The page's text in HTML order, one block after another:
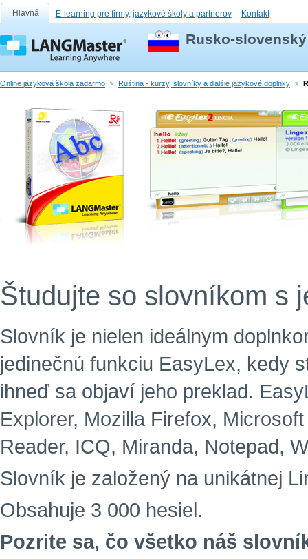
Hlavná E-learning pre firmy, jazykové školy a partnerov Kontakt
Rusko-
Online jazyková škola zadarmo Ruština - kurzy, slovníky a ďalšie jazykové doplnky
Študujte so slovníkom s
Slovník je nielen ideálnym
jedinečnú funkciu EasyLex, kedy
ihneď sa objaví jeho preklad.
Explorer, Mozilla Firefox,
Reader, ICQ, Miranda, Notepad,
Slovník je založený na unikátnej
Obsahuje 3 000 hesiel.
Pozrite sa, čo všetko náš